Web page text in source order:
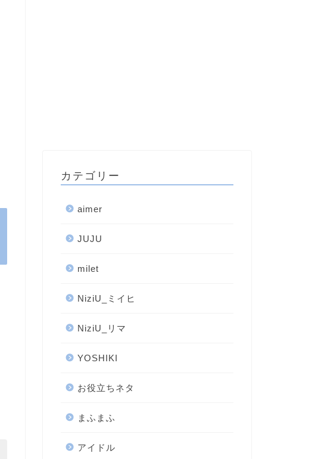
カテゴリー
aimer
JUJU
milet
NiziU_ミイヒ
NiziU_リマ
YOSHIKI
お役立ちネタ
まふまふ
アイドル